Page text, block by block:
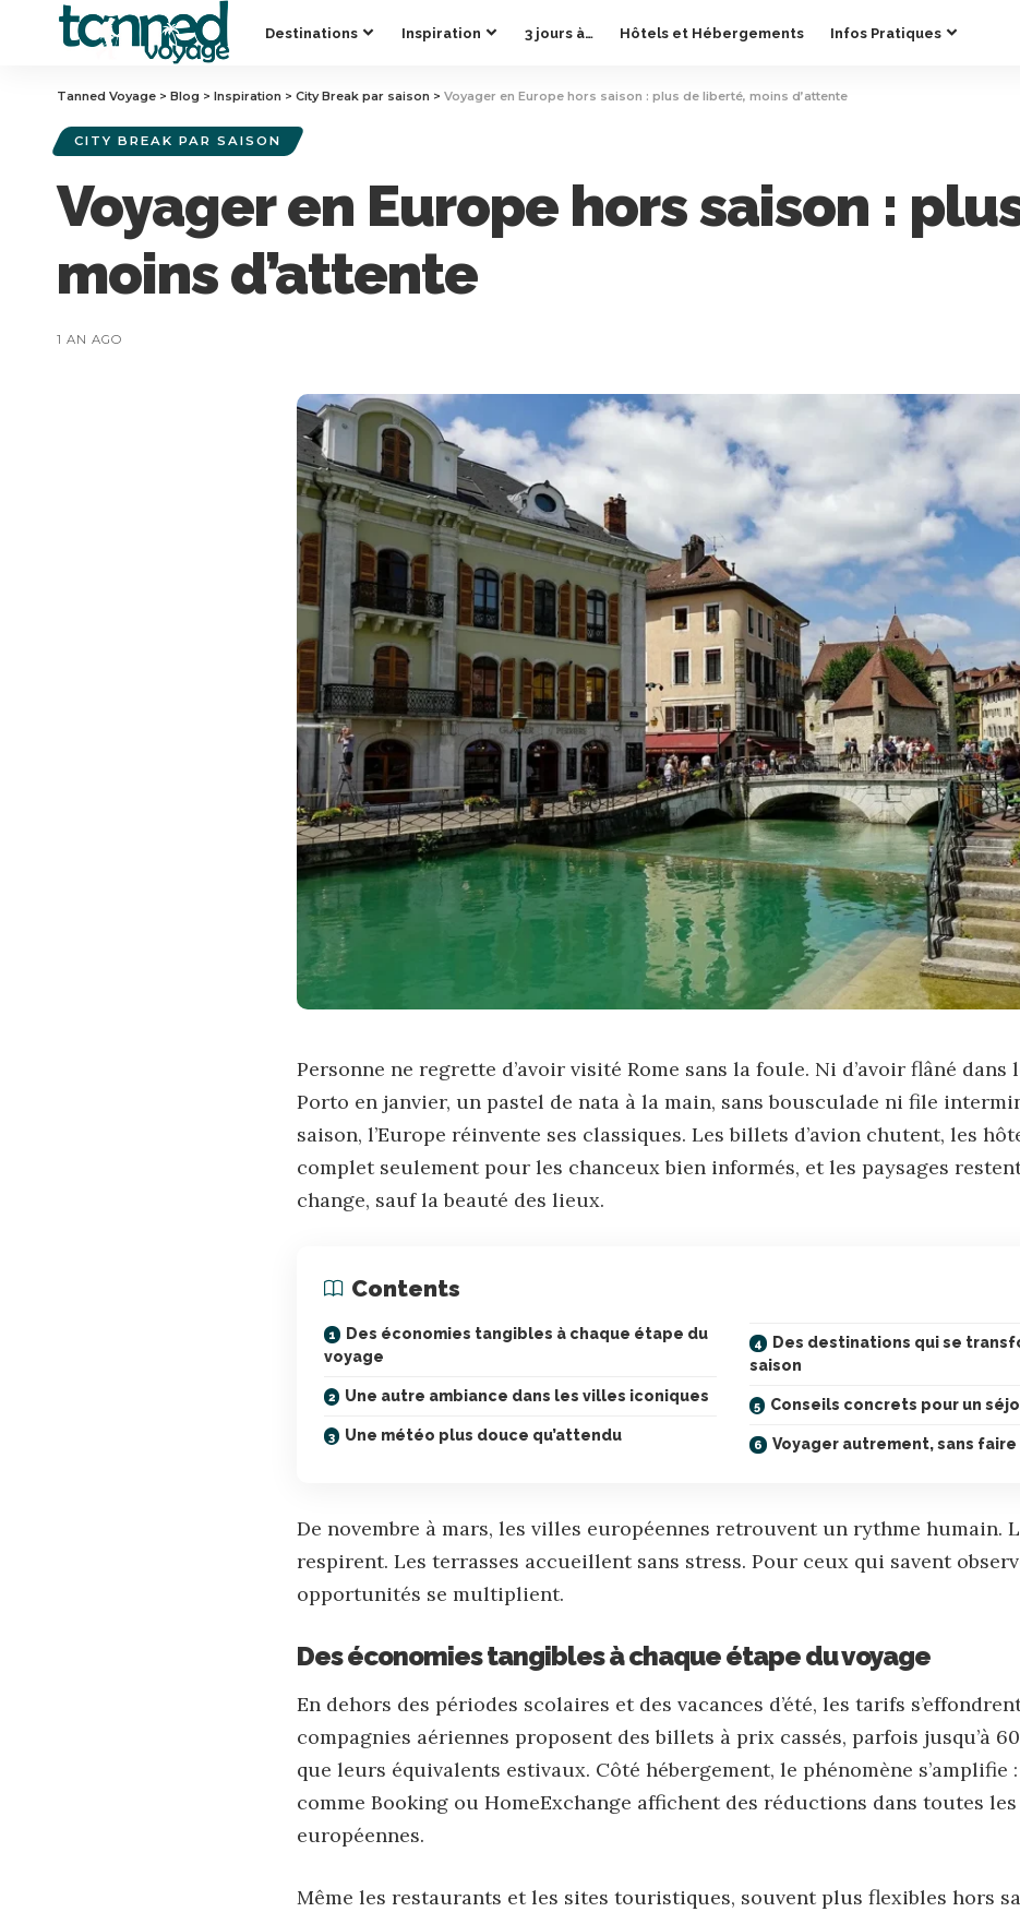
Destinations Inspiration 3 jours à… Hôtels et Hébergements Infos Pratiques
Tanned Voyage > Blog > Inspiration > City Break par saison > Voyager en Europe hors saison : plus de liberté, moins d’attente
CITY BREAK PAR SAISON
Voyager en Europe hors saison :
moins d’attente
1 AN AGO
Personne ne regrette d’avoir visité Rome sans la foule. Ni d’avoir flâné dans
Porto en janvier, un pastel de nata à la main, sans bousculade ni file
saison, l’Europe réinvente ses classiques. Les billets d’avion chutent, les
complet seulement pour les chanceux bien informés, et les paysages
change, sauf la beauté des lieux.
Contents
Des économies tangibles à chaque étape du
voyage
Une autre ambiance dans les villes iconiques
Une météo plus douce qu’attendu
Des destinations qui se
saison
Conseils concrets pour un
Voyager autrement, sans
De novembre à mars, les villes européennes retrouvent un rythme humain.
respirent. Les terrasses accueillent sans stress. Pour ceux qui savent
opportunités se multiplient.
Des économies tangibles à chaque étape du voyage
En dehors des périodes scolaires et des vacances d’été, les tarifs
compagnies aériennes proposent des billets à prix cassés, parfois jusqu’à
que leurs équivalents estivaux. Côté hébergement, le phénomène s’amplifie
comme Booking ou HomeExchange affichent des réductions dans toutes
européennes.
Même les restaurants et les sites touristiques, souvent plus flexibles hors